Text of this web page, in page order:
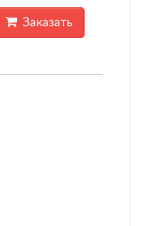
Заказать